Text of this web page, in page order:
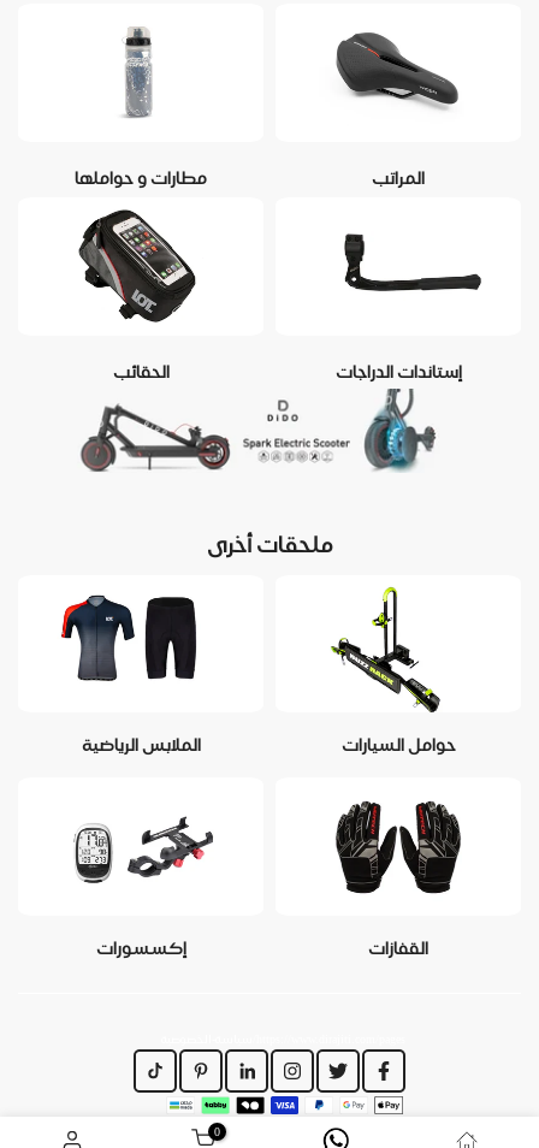
المراتب مطارات و حواملها
إستاندات الدراجات الحقائب
ملحقات أخرى
حوامل السيارات الملابس الرياضية
القفازات إكسسورات
0